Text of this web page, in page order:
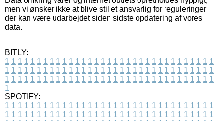
men vi ønsker ikke at blive stillet ansvarlig for reguleringer
der kan være udarbejdet siden sidste opdatering af vores
data.
BITLY:
1 1 1 1 1 1 1 1 1 1 1 1 1 1 1 1 1 1 1 1 1 1 1 1 1 1 1 1 1 1 1 1 1
1 1 1 1 1 1 1 1 1 1 1 1 1 1 1 1 1 1 1 1 1 1 1 1 1 1 1 1 1 1 1 1 1
1 1 1 1 1 1 1 1 1 1 1 1 1 1 1 1 1 1 1 1 1 1 1 1 1 1 1 1 1 1 1 1 1
1
SPOTIFY:
1 1 1 1 1 1 1 1 1 1 1 1 1 1 1 1 1 1 1 1 1 1 1 1 1 1 1 1 1 1 1 1 1
1 1 1 1 1 1 1 1 1 1 1 1 1 1 1 1 1 1 1 1 1 1 1 1 1 1 1 1 1 1 1 1 1